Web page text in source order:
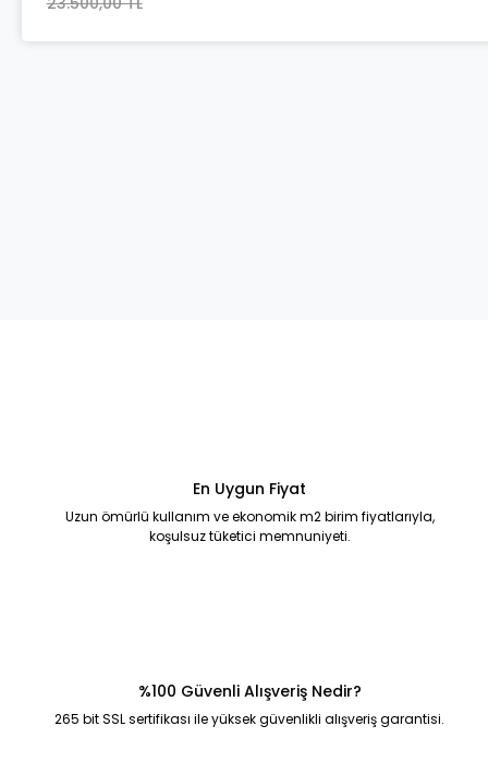
En Uygun Fiyat
Uzun ömürlü kullanım ve ekonomik m2 birim fiyatlarıyla,
koşulsuz tüketici memnuniyeti.
%100 Güvenli Alışveriş Nedir?
265 bit SSL sertifikası ile yüksek güvenlikli alışveriş garantisi.